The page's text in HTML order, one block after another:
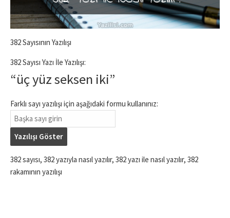
382 Sayısının Yazılışı
382 Sayısı Yazı İle Yazılışı:
“üç yüz seksen iki”
Farklı sayı yazılışı için aşağıdaki formu kullanınız:
Yazılışı Göster
382 sayısı, 382 yazıyla nasıl yazılır, 382 yazı ile nasıl yazılır, 382
rakamının yazılışı